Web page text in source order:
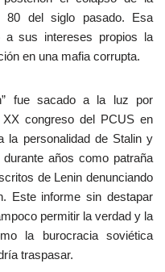
80 del siglo pasado. Esa
a sus intereses propios la
en una mafia corrupta.
fue sacado a la luz por
congreso del PCUS en
la personalidad de Stalin y
años como patraña
de Lenin denunciando
Este informe sin destapar
permitir la verdad y la
la burocracia soviética
traspasar.